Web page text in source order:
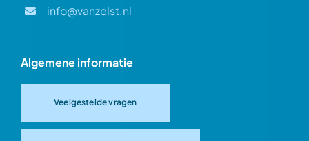
info@vanzelst.nl
Algemene informatie
Veelgestelde vragen